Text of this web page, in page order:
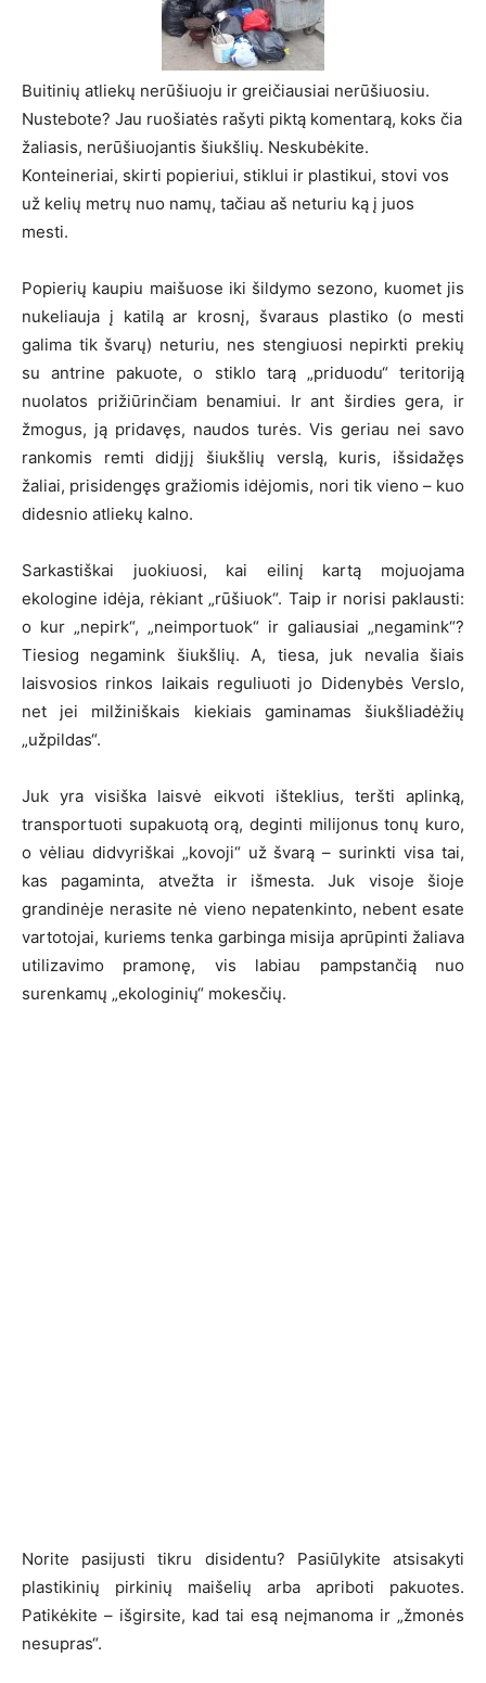
Buitinių atliekų nerūšiuoju ir greičiausiai nerūšiuosiu.
Nustebote? Jau ruošiatės rašyti piktą komentarą, koks čia
žaliasis, nerūšiuojantis šiukšlių. Neskubėkite.
Konteineriai, skirti popieriui, stiklui ir plastikui, stovi vos
už kelių metrų nuo namų, tačiau aš neturiu ką į juos
mesti.
Popierių kaupiu maišuose iki šildymo sezono, kuomet jis
nukeliauja į katilą ar krosnį, švaraus plastiko (o mesti
galima tik švarų) neturiu, nes stengiuosi nepirkti prekių
su antrine pakuote, o stiklo tarą „priduodu“ teritoriją
nuolatos prižiūrinčiam benamiui. Ir ant širdies gera, ir
žmogus, ją pridavęs, naudos turės. Vis geriau nei savo
rankomis remti didįjį šiukšlių verslą, kuris, išsidažęs
žaliai, prisidengęs gražiomis idėjomis, nori tik vieno – kuo
didesnio atliekų kalno.
Sarkastiškai juokiuosi, kai eilinį kartą mojuojama
ekologine idėja, rėkiant „rūšiuok“. Taip ir norisi paklausti:
o kur „nepirk“, „neimportuok“ ir galiausiai „negamink“?
Tiesiog negamink šiukšlių. A, tiesa, juk nevalia šiais
laisvosios rinkos laikais reguliuoti jo Didenybės Verslo,
net jei milžiniškais kiekiais gaminamas šiukšliadėžių
„užpildas“.
Juk yra visiška laisvė eikvoti išteklius, teršti aplinką,
transportuoti supakuotą orą, deginti milijonus tonų kuro,
o vėliau didvyriškai „kovoji“ už švarą – surinkti visa tai,
kas pagaminta, atvežta ir išmesta. Juk visoje šioje
grandinėje nerasite nė vieno nepatenkinto, nebent esate
vartotojai, kuriems tenka garbinga misija aprūpinti žaliava
utilizavimo pramonę, vis labiau pampstančią nuo
surenkamų „ekologinių“ mokesčių.
Norite pasijusti tikru disidentu? Pasiūlykite atsisakyti
plastikinių pirkinių maišelių arba apriboti pakuotes.
Patikėkite – išgirsite, kad tai esą neįmanoma ir „žmonės
nesupras“.